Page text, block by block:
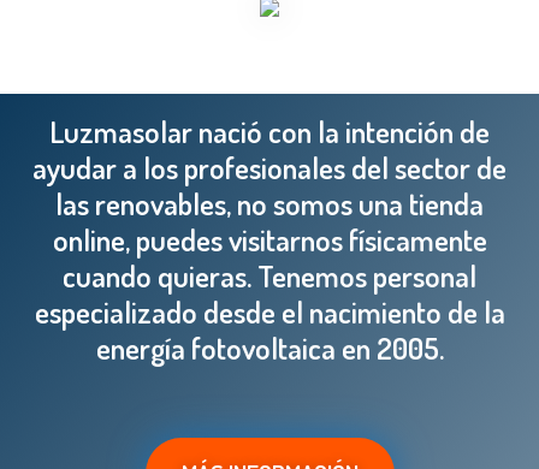
Luzmasolar nació con la intención de
ayudar a los profesionales del sector de
las renovables, no somos una tienda
online, puedes visitarnos físicamente
cuando quieras. Tenemos personal
especializado desde el nacimiento de la
energía fotovoltaica en 2005.